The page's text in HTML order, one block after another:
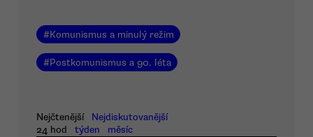
#Komunismus a minulý režim
#Postkomunismus a 90. léta
Nejčtenější
Nejdiskutovanější
24 hod
týden měsíc